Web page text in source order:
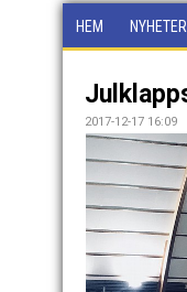
HEM NYHETER
2017-12-17 16:09